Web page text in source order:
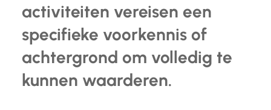
activiteiten vereisen een
specifieke voorkennis of
achtergrond om volledig te
kunnen waarderen.